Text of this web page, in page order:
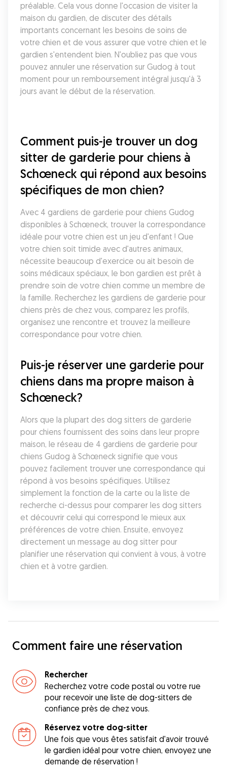
préalable. Cela vous donne l'occasion de visiter la
maison du gardien, de discuter des détails
importants concernant les besoins de soins de
votre chien et de vous assurer que votre chien et le
gardien s'entendent bien. N'oubliez pas que vous
pouvez annuler une réservation sur Gudog à tout
moment pour un remboursement intégral jusqu'à 3
jours avant le début de la réservation.
Comment puis-je trouver un dog
sitter de garderie pour chiens à
Schœneck qui répond aux besoins
spécifiques de mon chien?
Avec 4 gardiens de garderie pour chiens Gudog
disponibles à Schœneck, trouver la correspondance
idéale pour votre chien est un jeu d'enfant ! Que
votre chien soit timide avec d'autres animaux,
nécessite beaucoup d'exercice ou ait besoin de
soins médicaux spéciaux, le bon gardien est prêt à
prendre soin de votre chien comme un membre de
la famille. Recherchez les gardiens de garderie pour
chiens près de chez vous, comparez les profils,
organisez une rencontre et trouvez la meilleure
correspondance pour votre chien.
Puis-je réserver une garderie pour
chiens dans ma propre maison à
Schœneck?
Alors que la plupart des dog sitters de garderie
pour chiens fournissent des soins dans leur propre
maison, le réseau de 4 gardiens de garderie pour
chiens Gudog à Schœneck signifie que vous
pouvez facilement trouver une correspondance qui
répond à vos besoins spécifiques. Utilisez
simplement la fonction de la carte ou la liste de
recherche ci-dessus pour comparer les dog sitters
et découvrir celui qui correspond le mieux aux
préférences de votre chien. Ensuite, envoyez
directement un message au dog sitter pour
planifier une réservation qui convient à vous, à votre
chien et à votre gardien.
Comment faire une réservation
Rechercher
Recherchez votre code postal ou votre rue
pour recevoir une liste de dog-sitters de
confiance près de chez vous.
Réservez votre dog-sitter
Une fois que vous êtes satisfait d'avoir trouvé
le gardien idéal pour votre chien, envoyez une
demande de réservation !